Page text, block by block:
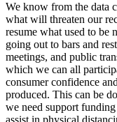
We know from the data
what will threaten our
resume what used to be
going out to bars and
meetings, and public
which we can all
consumer confidence
produced. This can be
we need support